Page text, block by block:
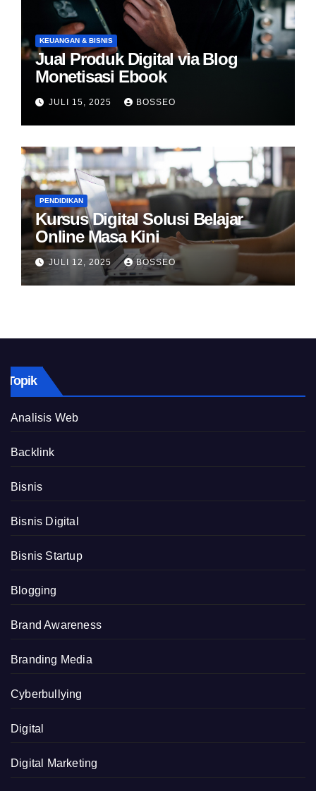
KEUANGAN & BISNIS
Jual Produk Digital via Blog
Monetisasi Ebook
JULI 15, 2025 BOSSEO
PENDIDIKAN
Kursus Digital Solusi Belajar
Online Masa Kini
JULI 12, 2025 BOSSEO
Topik
Analisis Web
Backlink
Bisnis
Bisnis Digital
Bisnis Startup
Blogging
Brand Awareness
Branding Media
Cyberbullying
Digital
Digital Marketing